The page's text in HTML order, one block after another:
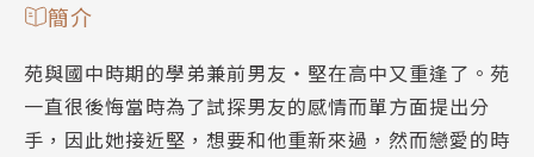
簡介
苑與國中時期的學弟兼前男友‧堅在高中又重逢了。苑
一直很後悔當時為了試探男友的感情而單方面提出分
手，因此她接近堅，想要和他重新來過，然而戀愛的時